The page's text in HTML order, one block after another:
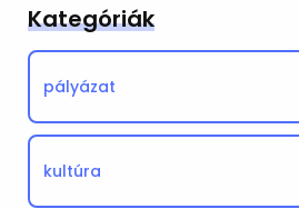
Kategóriák
pályázat
kultúra